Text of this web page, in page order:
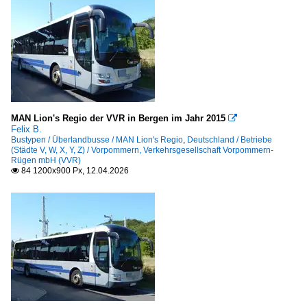
Temsa Safari HD
Stadtbusse
Arthur (alle Modelle)
Karsan
MAN Midibus (Niederflur)
MAN Niederflurbus 3. Generation (Lion's City)
MAN Niederflurbus 4. Generation (New Lions City)
Mercedes-Benz O 530 I (Citaro)
Mercedes-Benz O 530 II (Citaro Facelift)
Mercedes-Benz O 530 III (Citaro 2. Generation)
Mercedes-Benz O 530 LE (Citaro Low-Entry)
Neoplan N 45-Serie (Centroliner Evolution)
Solaris Urbino
MAN Lion's Regio der VVR in Bergen im Jahr 2015 
Felix B.
Bustypen / Überlandbusse / MAN Lion's Regio, Deutschland / Betriebe
(Städte V, W, X, Y, Z) / Vorpommern, Verkehrsgesellschaft Vorpommern-
Rügen mbH (VVR)
 84 1200x900 Px, 12.04.2026